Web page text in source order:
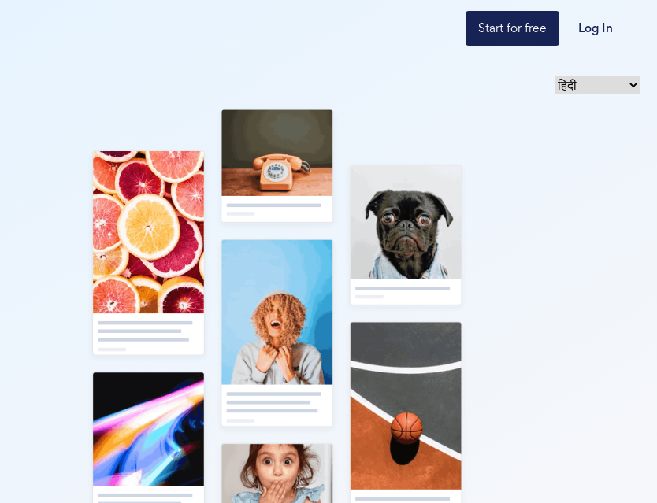
Start for free Log In